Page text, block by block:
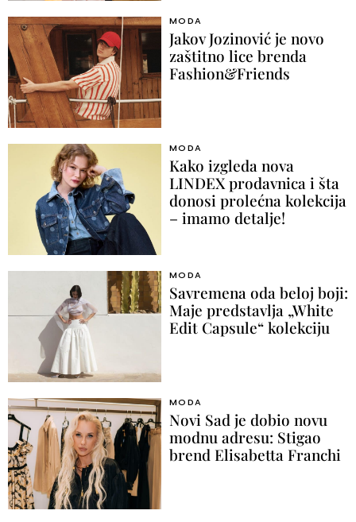
MODA
Jakov Jozinović je novo
zaštitno lice brenda
Fashion&Friends
MODA
Kako izgleda nova
LINDEX prodavnica i šta
donosi prolećna kolekcija
– imamo detalje!
MODA
Savremena oda beloj boji:
Maje predstavlja „White
Edit Capsule“ kolekciju
MODA
Novi Sad je dobio novu
modnu adresu: Stigao
brend Elisabetta Franchi